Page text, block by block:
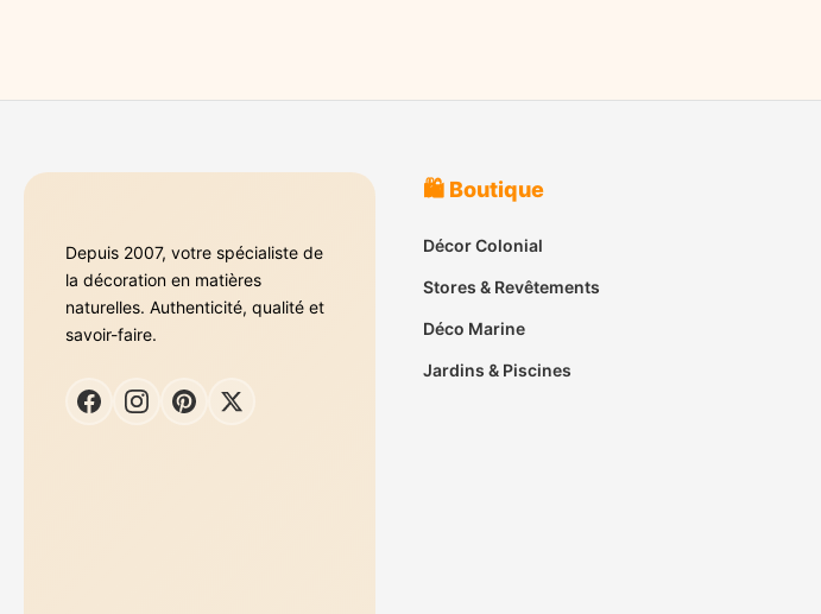
Depuis 2007, votre spécialiste de
la décoration en matières
naturelles. Authenticité, qualité et
savoir-faire.
🛍️ Boutique
Décor Colonial
Stores & Revêtements
Déco Marine
Jardins & Piscines